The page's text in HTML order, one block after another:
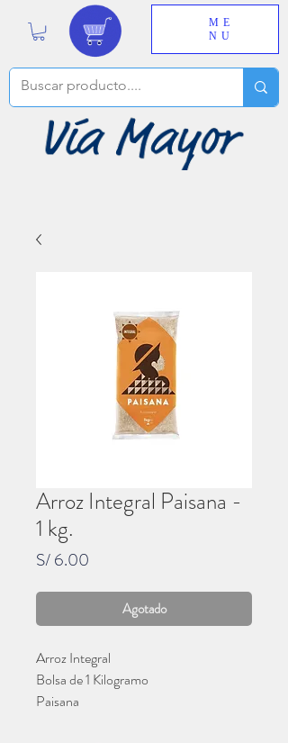
ME
NU
Arroz Integral Paisana -
1 kg.
S/ 6.00
Agotado
Arroz Integral
Bolsa de 1 Kilogramo
Paisana